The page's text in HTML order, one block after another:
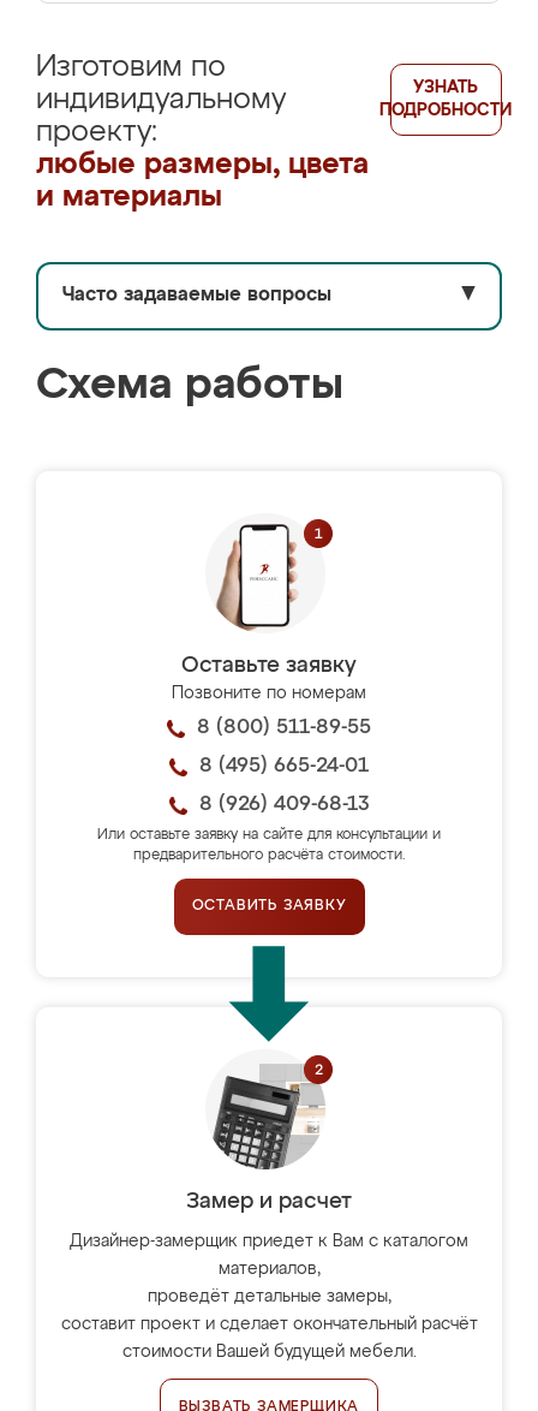
Изготовим по
индивидуальному
проекту:
любые размеры, цвета
и материалы
УЗНАТЬ
ПОДРОБНОСТИ
Часто задаваемые вопросы ▼
Схема работы
Оставьте заявку
Позвоните по номерам
8 (800) 511-89-55
8 (495) 665-24-01
8 (926) 409-68-13
Или оставьте заявку на сайте для консультации и
предварительного расчёта стоимости.
ОСТАВИТЬ ЗАЯВКУ
Замер и расчет
Дизайнер-замерщик приедет к Вам с каталогом
материалов,
проведёт детальные замеры,
составит проект и сделает окончательный расчёт
стоимости Вашей будущей мебели.
ВЫЗВАТЬ ЗАМЕРЩИКА